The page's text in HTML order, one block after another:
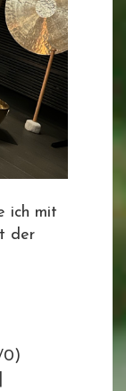
ich mit
der
0)